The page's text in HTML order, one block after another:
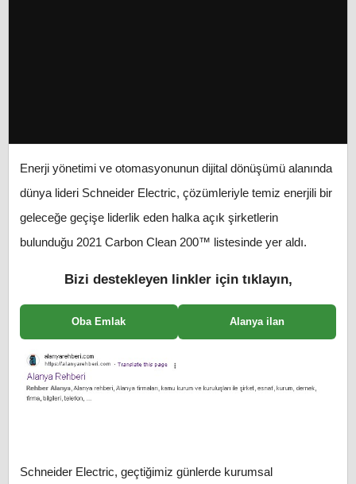
Enerji yönetimi ve otomasyonunun dijital dönüşümü alanında
dünya lideri Schneider Electric, çözümleriyle temiz enerjili bir
geleceğe geçişe liderlik eden halka açık şirketlerin
bulunduğu 2021 Carbon Clean 200™ listesinde yer aldı.
Bizi destekleyen linkler için tıklayın,
Oba Emlak Alanya ilan
Schneider Electric, geçtiğimiz günlerde kurumsal